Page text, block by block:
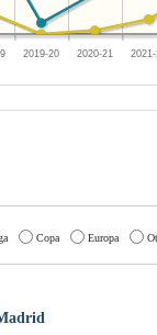
2019-20 2020-21
Copa Europa